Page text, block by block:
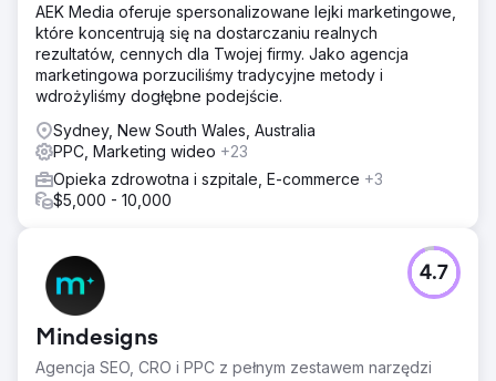
AEK Media oferuje spersonalizowane lejki marketingowe,
które koncentrują się na dostarczaniu realnych
rezultatów, cennych dla Twojej firmy. Jako agencja
marketingowa porzuciliśmy tradycyjne metody i
wdrożyliśmy dogłębne podejście.
Sydney, New South Wales, Australia
PPC, Marketing wideo +23
Opieka zdrowotna i szpitale, E-commerce +3
$5,000 - 10,000
Mindesigns
Agencja SEO, CRO i PPC z pełnym zestawem narzędzi
4.7